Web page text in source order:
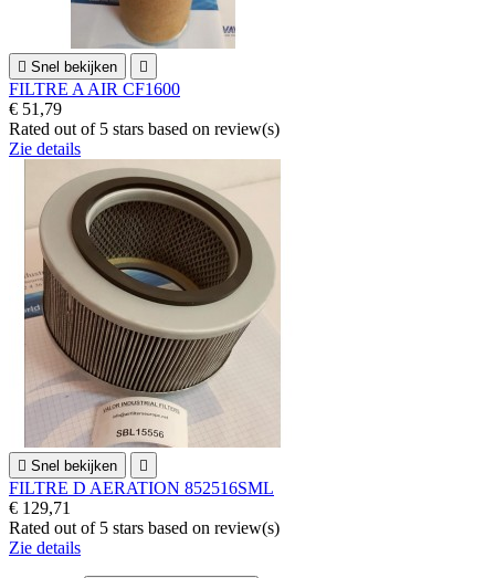
 Snel bekijken 
FILTRE A AIR CF1600
€ 51,79
Rated out of 5 stars based on review(s)
Zie details
 Snel bekijken 
FILTRE D AERATION 852516SML
€ 129,71
Rated out of 5 stars based on review(s)
Zie details